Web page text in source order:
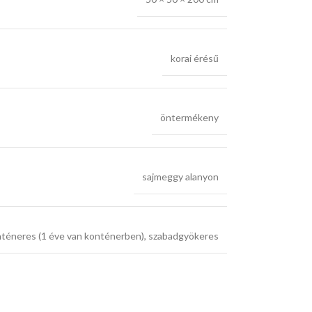
korai érésű
öntermékeny
sajmeggy alanyon
(1 éve van konténerben), szabadgyökeres